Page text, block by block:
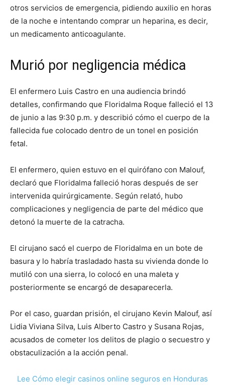
otros servicios de emergencia, pidiendo auxilio en horas
de la noche e intentando comprar un heparina, es decir,
un medicamento anticoagulante.
Murió por negligencia médica
El enfermero Luis Castro en una audiencia brindó
detalles, confirmando que Floridalma Roque falleció el 13
de junio a las 9:30 p.m. y describió cómo el cuerpo de la
fallecida fue colocado dentro de un tonel en posición
fetal.
El enfermero, quien estuvo en el quirófano con Malouf,
declaró que Floridalma falleció horas después de ser
intervenida quirúrgicamente. Según relató, hubo
complicaciones y negligencia de parte del médico que
detonó la muerte de la catracha.
El cirujano sacó el cuerpo de Floridalma en un bote de
basura y lo habría trasladado hasta su vivienda donde lo
mutiló con una sierra, lo colocó en una maleta y
posteriormente se encargó de desaparecerla.
Por el caso, guardan prisión, el cirujano Kevin Malouf, así
Lidia Viviana Silva, Luis Alberto Castro y Susana Rojas,
acusados de cometer los delitos de plagio o secuestro y
obstaculización a la acción penal.
Lee Cómo elegir casinos online seguros en Honduras